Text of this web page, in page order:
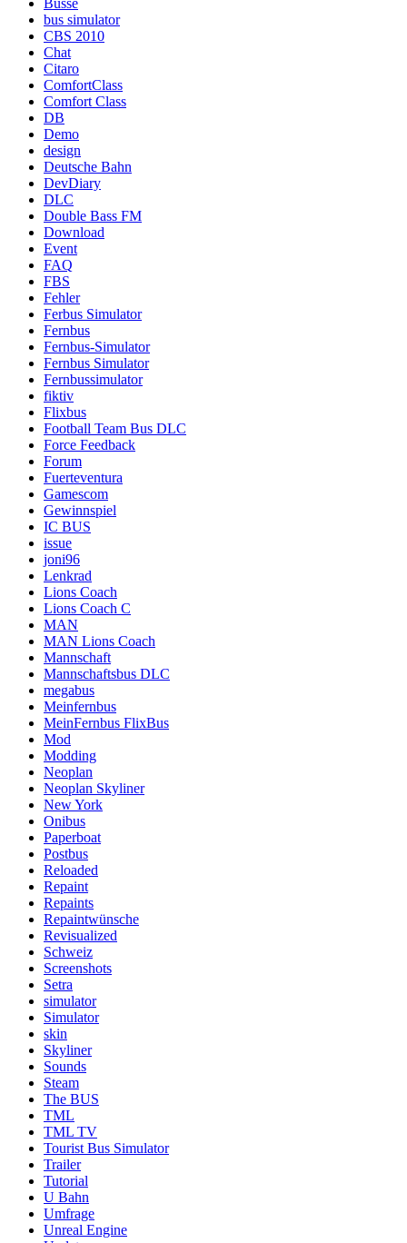
bus simulator
CBS 2010
Chat
Citaro
ComfortClass
Comfort Class
DB
Demo
design
Deutsche Bahn
DevDiary
DLC
Double Bass FM
Download
Event
FAQ
FBS
Fehler
Ferbus Simulator
Fernbus
Fernbus-Simulator
Fernbus Simulator
Fernbussimulator
fiktiv
Flixbus
Football Team Bus DLC
Force Feedback
Forum
Fuerteventura
Gamescom
Gewinnspiel
IC BUS
issue
joni96
Lenkrad
Lions Coach
Lions Coach C
MAN
MAN Lions Coach
Mannschaft
Mannschaftsbus DLC
megabus
Meinfernbus
MeinFernbus FlixBus
Mod
Modding
Neoplan
Neoplan Skyliner
New York
Onibus
Paperboat
Postbus
Reloaded
Repaint
Repaints
Repaintwünsche
Revisualized
Schweiz
Screenshots
Setra
simulator
Simulator
skin
Skyliner
Sounds
Steam
The BUS
TML
TML TV
Tourist Bus Simulator
Trailer
Tutorial
U Bahn
Umfrage
Unreal Engine